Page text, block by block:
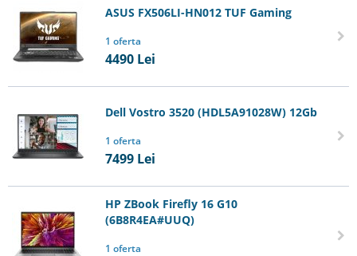
ASUS FX506LI-HN012 TUF Gaming
1 oferta
4490 Lei
Dell Vostro 3520 (HDL5A91028W) 12Gb
1 oferta
7499 Lei
HP ZBook Firefly 16 G10
(6B8R4EA#UUQ)
1 oferta